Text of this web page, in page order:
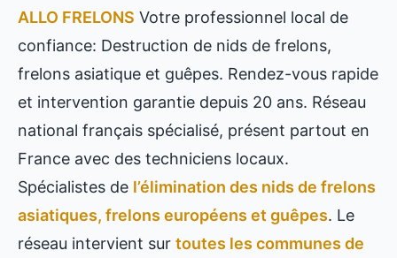
ALLO FRELONS Votre professionnel local de
confiance: Destruction de nids de frelons,
frelons asiatique et guêpes. Rendez-vous rapide
et intervention garantie depuis 20 ans. Réseau
national français spécialisé, présent partout en
France avec des techniciens locaux.
Spécialistes de l’élimination des nids de frelons
asiatiques, frelons européens et guêpes. Le
réseau intervient sur toutes les communes de